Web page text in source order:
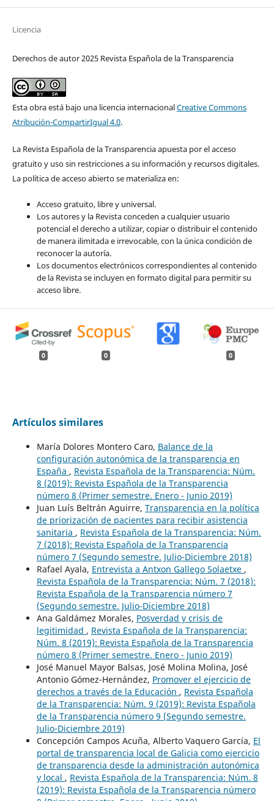
Licencia
Derechos de autor 2025 Revista Española de la Transparencia
Esta obra está bajo una licencia internacionalCreative Commons
Atribución-CompartirIgual 4.0.
La Revista Española de la Transparencia apuesta por el acceso
gratuito y uso sin restricciones a su información y recursos digitales.
La política de acceso abierto se materializa en:
Acceso gratuito, libre y universal.
Los autores y la Revista conceden a cualquier usuario
potencial el derecho a utilizar, copiar o distribuir el contenido
de manera ilimitada e irrevocable, con la única condición de
reconocer la autoría.
Los documentos electrónicos correspondientes al contenido
de la Revista se incluyen en formato digital para permitir su
acceso libre.
0 0 0
Artículos similares
María Dolores Montero Caro, Balance de la
configuración autonómica de la transparencia en
España , Revista Española de la Transparencia: Núm.
8 (2019): Revista Española de la Transparencia
número 8 (Primer semestre. Enero - Junio 2019)
Juan Luís Beltrán Aguirre, Transparencia en la política
de priorización de pacientes para recibir asistencia
sanitaria , Revista Española de la Transparencia: Núm.
7 (2018): Revista Española de la Transparencia
número 7 (Segundo semestre. Julio-Diciembre 2018)
Rafael Ayala, Entrevista a Antxon Gallego Solaetxe ,
Revista Española de la Transparencia: Núm. 7 (2018):
Revista Española de la Transparencia número 7
(Segundo semestre. Julio-Diciembre 2018)
Ana Galdámez Morales, Posverdad y crisis de
legitimidad , Revista Española de la Transparencia:
Núm. 8 (2019): Revista Española de la Transparencia
número 8 (Primer semestre. Enero - Junio 2019)
José Manuel Mayor Balsas, José Molina Molina, José
Antonio Gómez-Hernández, Promover el ejercicio de
derechos a través de la Educación , Revista Española
de la Transparencia: Núm. 9 (2019): Revista Española
de la Transparencia número 9 (Segundo semestre.
Julio-Diciembre 2019)
Concepción Campos Acuña, Alberto Vaquero García, El
portal de transparencia local de Galicia como ejercicio
de transparencia desde la administración autonómica
y local , Revista Española de la Transparencia: Núm. 8
(2019): Revista Española de la Transparencia número